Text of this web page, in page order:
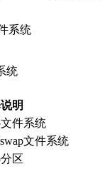
系统
统
明
件系统
文件系统
区